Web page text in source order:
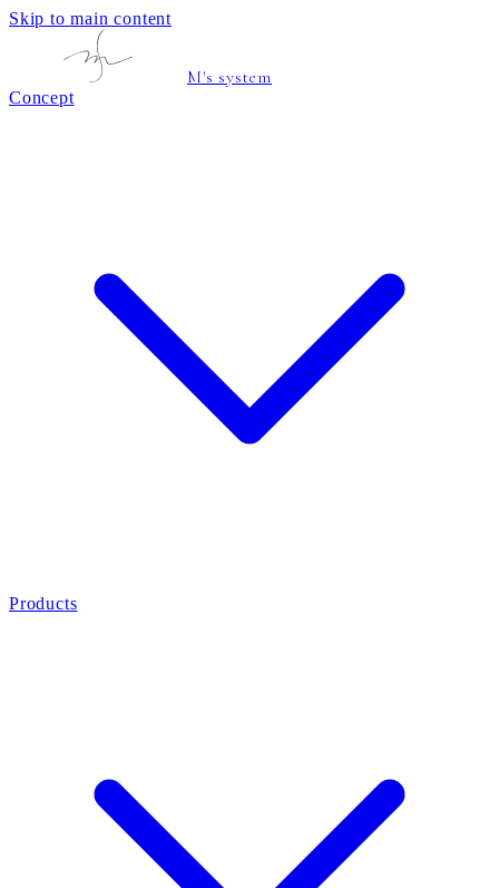
Skip to main content
M's system
Concept
Products